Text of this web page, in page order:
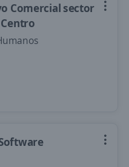
Comercial sector